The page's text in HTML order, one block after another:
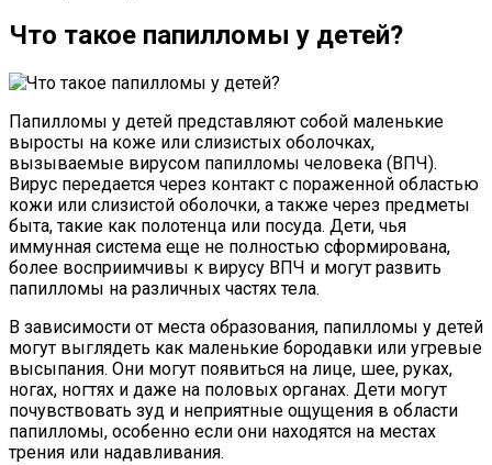
Что такое папилломы у детей?
Папилломы у детей представляют собой маленькие
выросты на коже или слизистых оболочках,
вызываемые вирусом папилломы человека (ВПЧ).
Вирус передается через контакт с пораженной областью
кожи или слизистой оболочки, а также через предметы
быта, такие как полотенца или посуда. Дети, чья
иммунная система еще не полностью сформирована,
более восприимчивы к вирусу ВПЧ и могут развить
папилломы на различных частях тела.
В зависимости от места образования, папилломы у детей
могут выглядеть как маленькие бородавки или угревые
высыпания. Они могут появиться на лице, шее, руках,
ногах, ногтях и даже на половых органах. Дети могут
почувствовать зуд и неприятные ощущения в области
папилломы, особенно если они находятся на местах
трения или надавливания.